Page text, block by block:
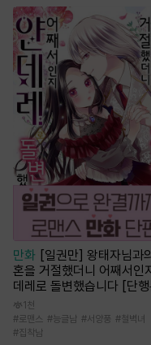
만화
[일권만] 왕태자님과
혼을 거절했더니 어째서인
데레로 돌변했습니다 [단행
1천
#로맨스 #능글남 #서양풍 #철벽녀
#집착남